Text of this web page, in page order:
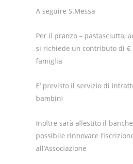
A seguire S.Messa
Per il pranzo – pastasciutta,
si richiede un contributo di €
famiglia
E’ previsto il servizio di
bambini
Inoltre sarà allestito il
possibile rinnovare
all’Associazione